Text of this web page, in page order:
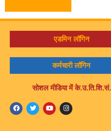
एडमिन लॉगिन
कर्मचारी लॉगिन
सोशल मीडिया में के.उ.ति.शि.सं.